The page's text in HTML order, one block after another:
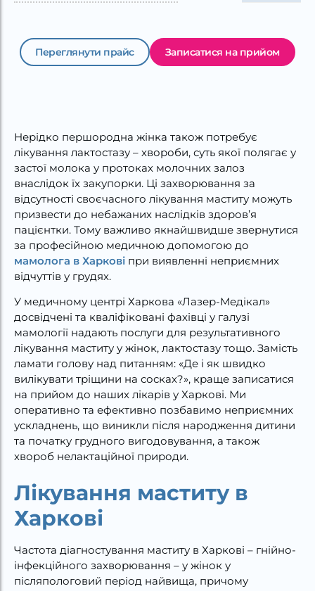
Переглянути прайс Записатися на прийом
Нерідко першородна жінка також потребує
лікування лактостазу – хвороби, суть якої полягає у
застої молока у протоках молочних залоз
внаслідок їх закупорки. Ці захворювання за
відсутності своєчасного лікування маститу можуть
призвести до небажаних наслідків здоров’я
пацієнтки. Тому важливо якнайшвидше звернутися
за професійною медичною допомогою до
мамолога в Харкові при виявленні неприємних
відчуттів у грудях.
У медичному центрі Харкова «Лазер-Медікал»
досвідчені та кваліфіковані фахівці у галузі
мамології надають послуги для результативного
лікування маститу у жінок, лактостазу тощо. Замість
ламати голову над питанням: «Де і як швидко
вилікувати тріщини на сосках?», краще записатися
на прийом до наших лікарів у Харкові. Ми
оперативно та ефективно позбавимо неприємних
ускладнень, що виникли після народження дитини
та початку грудного вигодовування, а також
хвороб нелактаційної природи.
Лікування маститу в
Харкові
Частота діагностування маститу в Харкові – гнійно-
інфекційного захворювання – у жінок у
післяпологовий період найвища, причому